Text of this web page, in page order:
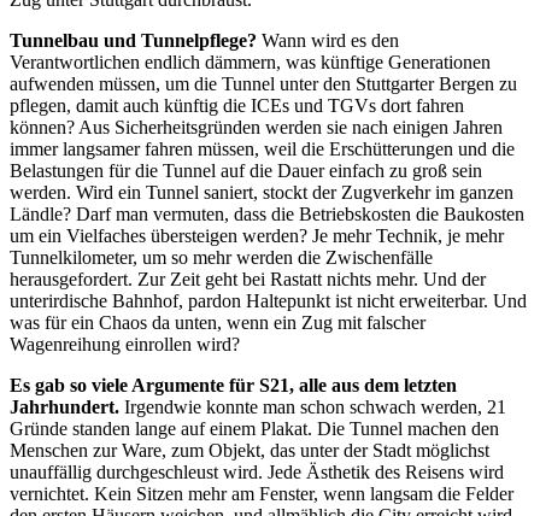
Tunnelbau und Tunnelpflege? Wann wird es den
Verantwortlichen endlich dämmern, was künftige Generationen
aufwenden müssen, um die Tunnel unter den Stuttgarter Bergen zu
pflegen, damit auch künftig die ICEs und TGVs dort fahren
können? Aus Sicherheitsgründen werden sie nach einigen Jahren
immer langsamer fahren müssen, weil die Erschütterungen und die
Belastungen für die Tunnel auf die Dauer einfach zu groß sein
werden. Wird ein Tunnel saniert, stockt der Zugverkehr im ganzen
Ländle? Darf man vermuten, dass die Betriebskosten die Baukosten
um ein Vielfaches übersteigen werden? Je mehr Technik, je mehr
Tunnelkilometer, um so mehr werden die Zwischenfälle
herausgefordert. Zur Zeit geht bei Rastatt nichts mehr. Und der
unterirdische Bahnhof, pardon Haltepunkt ist nicht erweiterbar. Und
was für ein Chaos da unten, wenn ein Zug mit falscher
Wagenreihung einrollen wird?
Es gab so viele Argumente für S21, alle aus dem letzten
Jahrhundert. Irgendwie konnte man schon schwach werden, 21
Gründe standen lange auf einem Plakat. Die Tunnel machen den
Menschen zur Ware, zum Objekt, das unter der Stadt möglichst
unauffällig durchgeschleust wird. Jede Ästhetik des Reisens wird
vernichtet. Kein Sitzen mehr am Fenster, wenn langsam die Felder